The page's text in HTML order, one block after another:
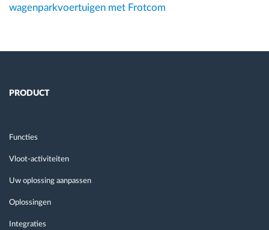
wagenparkvoertuigen met Frotcom
PRODUCT
Functies
Vloot-activiteiten
Uw oplossing aanpassen
Oplossingen
Integraties